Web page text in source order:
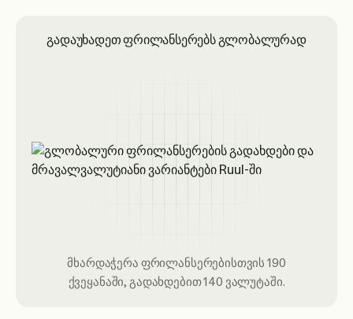
გადაუხადეთ ფრილანსერებს გლობალურად
მხარდაჭერა ფრილანსერებისთვის 190
ქვეყანაში, გადახდებით 140 ვალუტაში.